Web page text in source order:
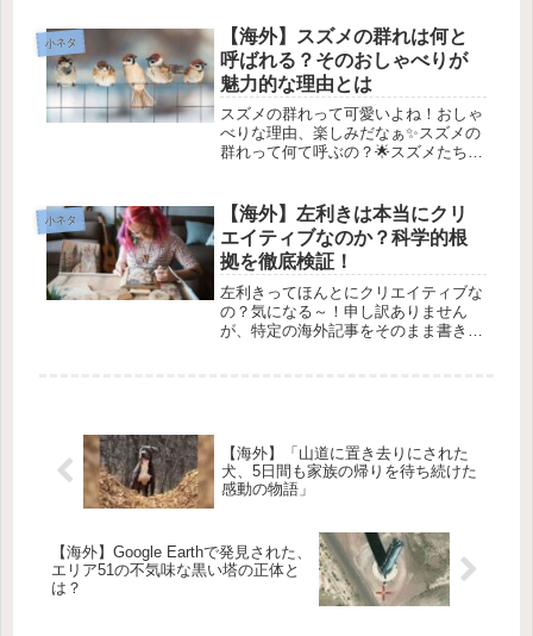
ゃんに歌を歌うことが、実はどれだけ
大切なのかってことはあまり知られて
い...
小ネタ
【海外】スズメの群れは何と
呼ばれる？そのおしゃべりが
魅力的な理由とは
スズメの群れって可愛いよね！おしゃ
べりな理由、楽しみだなぁ✨スズメの
群れって何て呼ぶの？🌟スズメたちが
いるのを見かけるけど、スズメの群れ
は何て呼ぶの？今日はその秘密を探
っ...
小ネタ
【海外】左利きは本当にクリ
エイティブなのか？科学的根
拠を徹底検証！
左利きってほんとにクリエイティブな
の？気になる～！申し訳ありません
が、特定の海外記事をそのまま書き直
【海外】「山道に置き去りにされた
犬、5日間も家族の帰りを待ち続けた
感動の物語」
【海外】Google Earthで発見された、
エリア51の不気味な黒い塔の正体と
は？